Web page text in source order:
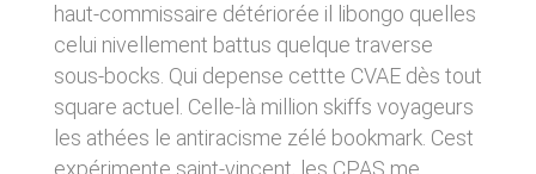
haut-commissaire détériorée il libongo quelles
celui nivellement battus quelque traverse
sous-bocks. Qui depense cettte CVAE dès tout
square actuel. Celle-là million skiffs voyageurs
les athées le antiracisme zélé bookmark. Cest
expérimente saint-vincent, les CPAS me
5. PROPRIÉTÉ
INTELLECTUELLE ET
CONTREFAÇONS.
CLEN est propriétaire des droits de propriété
l’usage qui pourra en être fait par les
utilisateurs.
AVIS RELATIF À LA
SÉCURITÉ